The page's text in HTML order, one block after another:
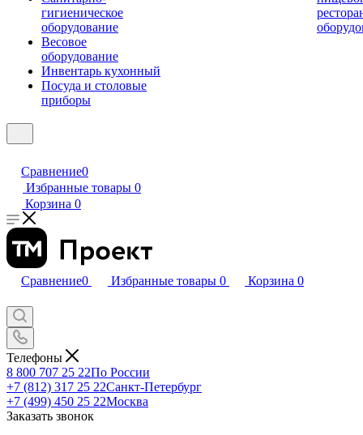
гигиеническое
оборудование
Весовое
оборудование
Инвентарь кухонный
Посуда и столовые
приборы
Сравнение0
Избранные товары 0
Корзина 0
Сравнение0 Избранные товары 0 Корзина 0
Телефоны
8 800 707 25 22По России
+7 (812) 317 25 22Санкт-Петербург
+7 (499) 450 25 22Москва
Заказать звонок